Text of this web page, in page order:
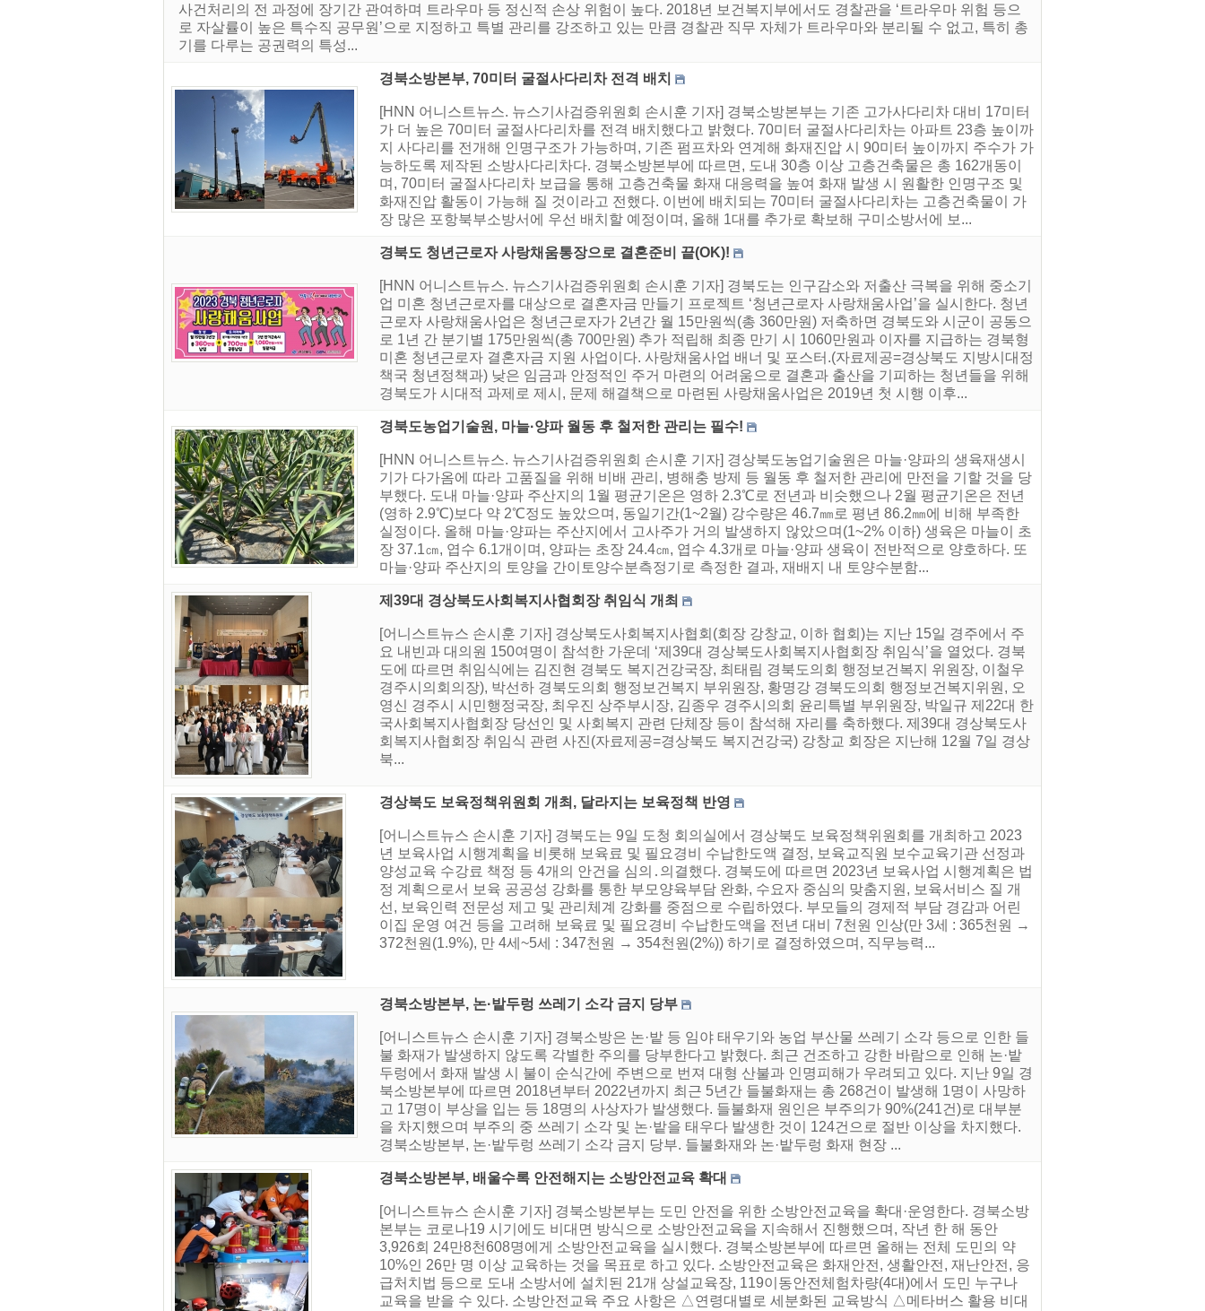
사건처리의 전 과정에 장기간 관여하며 트라우마 등 정신적 손상 위험이 높다. 2018년 보건복지부에서도 경찰관을 ‘트라우마 위험 등으
로 자살률이 높은 특수직 공무원’으로 지정하고 특별 관리를 강조하고 있는 만큼 경찰관 직무 자체가 트라우마와 분리될 수 없고, 특히 총
기를 다루는 공권력의 특성...
경북소방본부, 70미터 굴절사다리차 전격 배치
[HNN 어니스트뉴스. 뉴스기사검증위원회 손시훈 기자] 경북소방본부는 기존 고가사다리차 대비 17미터
가 더 높은 70미터 굴절사다리차를 전격 배치했다고 밝혔다. 70미터 굴절사다리차는 아파트 23층 높이까
지 사다리를 전개해 인명구조가 가능하며, 기존 펌프차와 연계해 화재진압 시 90미터 높이까지 주수가 가
능하도록 제작된 소방사다리차다. 경북소방본부에 따르면, 도내 30층 이상 고층건축물은 총 162개동이
며, 70미터 굴절사다리차 보급을 통해 고층건축물 화재 대응력을 높여 화재 발생 시 원활한 인명구조 및
화재진압 활동이 가능해 질 것이라고 전했다. 이번에 배치되는 70미터 굴절사다리차는 고층건축물이 가
장 많은 포항북부소방서에 우선 배치할 예정이며, 올해 1대를 추가로 확보해 구미소방서에 보...
경북도 청년근로자 사랑채움통장으로 결혼준비 끝(OK)!
[HNN 어니스트뉴스. 뉴스기사검증위원회 손시훈 기자] 경북도는 인구감소와 저출산 극복을 위해 중소기
업 미혼 청년근로자를 대상으로 결혼자금 만들기 프로젝트 ‘청년근로자 사랑채움사업’을 실시한다. 청년
근로자 사랑채움사업은 청년근로자가 2년간 월 15만원씩(총 360만원) 저축하면 경북도와 시군이 공동으
로 1년 간 분기별 175만원씩(총 700만원) 추가 적립해 최종 만기 시 1060만원과 이자를 지급하는 경북형
미혼 청년근로자 결혼자금 지원 사업이다. 사랑채움사업 배너 및 포스터.(자료제공=경상북도 지방시대정
책국 청년정책과) 낮은 임금과 안정적인 주거 마련의 어려움으로 결혼과 출산을 기피하는 청년들을 위해
경북도가 시대적 과제로 제시, 문제 해결책으로 마련된 사랑채움사업은 2019년 첫 시행 이후...
경북도농업기술원, 마늘·양파 월동 후 철저한 관리는 필수!
[HNN 어니스트뉴스. 뉴스기사검증위원회 손시훈 기자] 경상북도농업기술원은 마늘·양파의 생육재생시
기가 다가옴에 따라 고품질을 위해 비배 관리, 병해충 방제 등 월동 후 철저한 관리에 만전을 기할 것을 당
부했다. 도내 마늘·양파 주산지의 1월 평균기온은 영하 2.3℃로 전년과 비슷했으나 2월 평균기온은 전년
(영하 2.9℃)보다 약 2℃정도 높았으며, 동일기간(1~2월) 강수량은 46.7㎜로 평년 86.2㎜에 비해 부족한
실정이다. 올해 마늘·양파는 주산지에서 고사주가 거의 발생하지 않았으며(1~2% 이하) 생육은 마늘이 초
장 37.1㎝, 엽수 6.1개이며, 양파는 초장 24.4㎝, 엽수 4.3개로 마늘·양파 생육이 전반적으로 양호하다. 또
마늘·양파 주산지의 토양을 간이토양수분측정기로 측정한 결과, 재배지 내 토양수분함...
제39대 경상북도사회복지사협회장 취임식 개최
[어니스트뉴스 손시훈 기자] 경상북도사회복지사협회(회장 강창교, 이하 협회)는 지난 15일 경주에서 주
요 내빈과 대의원 150여명이 참석한 가운데 ‘제39대 경상북도사회복지사협회장 취임식’을 열었다. 경북
도에 따르면 취임식에는 김진현 경북도 복지건강국장, 최태림 경북도의회 행정보건복지 위원장, 이철우
경주시의회의장), 박선하 경북도의회 행정보건복지 부위원장, 황명강 경북도의회 행정보건복지위원, 오
영신 경주시 시민행정국장, 최우진 상주부시장, 김종우 경주시의회 윤리특별 부위원장, 박일규 제22대 한
국사회복지사협회장 당선인 및 사회복지 관련 단체장 등이 참석해 자리를 축하했다. 제39대 경상북도사
회복지사협회장 취임식 관련 사진(자료제공=경상북도 복지건강국) 강창교 회장은 지난해 12월 7일 경상
북...
경상북도 보육정책위원회 개최, 달라지는 보육정책 반영
[어니스트뉴스 손시훈 기자] 경북도는 9일 도청 회의실에서 경상북도 보육정책위원회를 개최하고 2023
년 보육사업 시행계획을 비롯해 보육료 및 필요경비 수납한도액 결정, 보육교직원 보수교육기관 선정과
양성교육 수강료 책정 등 4개의 안건을 심의․의결했다. 경북도에 따르면 2023년 보육사업 시행계획은 법
정 계획으로서 보육 공공성 강화를 통한 부모양육부담 완화, 수요자 중심의 맞춤지원, 보육서비스 질 개
선, 보육인력 전문성 제고 및 관리체계 강화를 중점으로 수립하였다. 부모들의 경제적 부담 경감과 어린
이집 운영 여건 등을 고려해 보육료 및 필요경비 수납한도액을 전년 대비 7천원 인상(만 3세 : 365천원 →
372천원(1.9%), 만 4세~5세 : 347천원 → 354천원(2%)) 하기로 결정하였으며, 직무능력...
경북소방본부, 논·밭두렁 쓰레기 소각 금지 당부
[어니스트뉴스 손시훈 기자] 경북소방은 논·밭 등 임야 태우기와 농업 부산물 쓰레기 소각 등으로 인한 들
불 화재가 발생하지 않도록 각별한 주의를 당부한다고 밝혔다. 최근 건조하고 강한 바람으로 인해 논·밭
두렁에서 화재 발생 시 불이 순식간에 주변으로 번져 대형 산불과 인명피해가 우려되고 있다. 지난 9일 경
북소방본부에 따르면 2018년부터 2022년까지 최근 5년간 들불화재는 총 268건이 발생해 1명이 사망하
고 17명이 부상을 입는 등 18명의 사상자가 발생했다. 들불화재 원인은 부주의가 90%(241건)로 대부분
을 차지했으며 부주의 중 쓰레기 소각 및 논·밭을 태우다 발생한 것이 124건으로 절반 이상을 차지했다.
경북소방본부, 논·밭두렁 쓰레기 소각 금지 당부. 들불화재와 논·밭두렁 화재 현장 ...
경북소방본부, 배울수록 안전해지는 소방안전교육 확대
[어니스트뉴스 손시훈 기자] 경북소방본부는 도민 안전을 위한 소방안전교육을 확대·운영한다. 경북소방
본부는 코로나19 시기에도 비대면 방식으로 소방안전교육을 지속해서 진행했으며, 작년 한 해 동안
3,926회 24만8천608명에게 소방안전교육을 실시했다. 경북소방본부에 따르면 올해는 전체 도민의 약
10%인 26만 명 이상 교육하는 것을 목표로 하고 있다. 소방안전교육은 화재안전, 생활안전, 재난안전, 응
급처치법 등으로 도내 소방서에 설치된 21개 상설교육장, 119이동안전체험차량(4대)에서 도민 누구나
교육을 받을 수 있다. 소방안전교육 주요 사항은 △연령대별로 세분화된 교육방식 △메타버스 활용 비대